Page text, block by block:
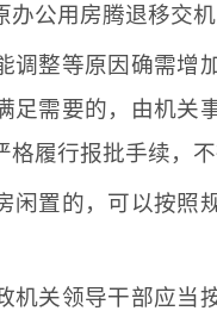
办公用房腾退移交
调整等原因确需增
足需要的，由机关
格履行报批手续，
闲置的，可以按照
机关领导干部应当